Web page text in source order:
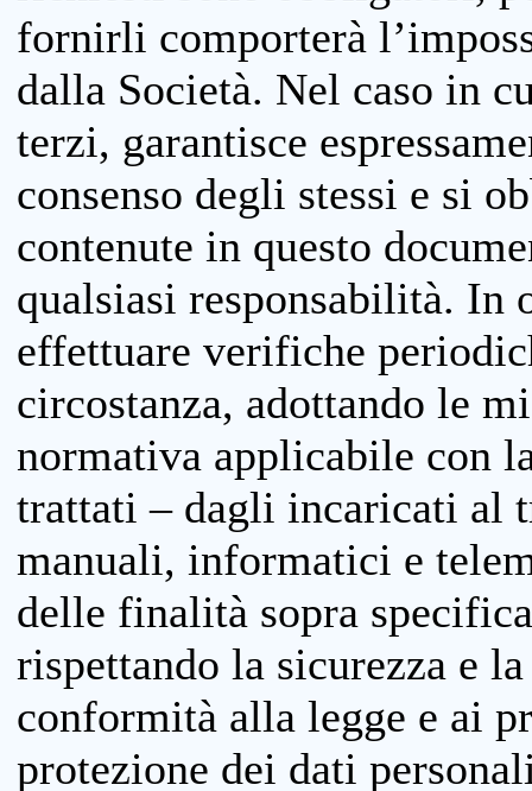
fornirli comporterà
dalla Società. Nel caso in
terzi, garantisce
consenso degli stessi e si
contenute in questo
qualsiasi responsabilità. In
effettuare verifiche
circostanza, adottando le
normativa applicabile con
trattati – dagli incaricati al
manuali, informatici e
delle finalità sopra
rispettando la sicurezza e
conformità alla legge e ai
protezione dei dati